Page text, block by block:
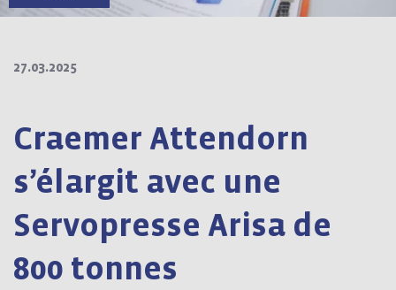
27.03.2025
Craemer Attendorn
s’élargit avec une
Servopresse Arisa de
800 tonnes